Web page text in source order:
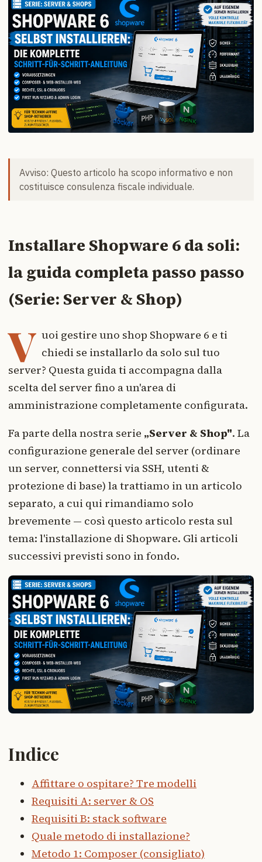
Avviso: Questo articolo ha scopo informativo e non
costituisce consulenza fiscale individuale.
Installare Shopware 6 da soli:
la guida completa passo passo
(Serie: Server & Shop)
V uoi gestire uno shop Shopware 6 e ti
chiedi se installarlo da solo sul tuo
server? Questa guida ti accompagna dalla
scelta del server fino a un'area di
amministrazione completamente configurata.
Fa parte della nostra serie „Server & Shop". La
configurazione generale del server (ordinare
un server, connettersi via SSH, utenti &
protezione di base) la trattiamo in un articolo
separato, a cui qui rimandiamo solo
brevemente — così questo articolo resta sul
tema: l'installazione di Shopware. Gli articoli
successivi previsti sono in fondo.
Indice
Affittare o ospitare? Tre modelli
Requisiti A: server & OS
Requisiti B: stack software
Quale metodo di installazione?
Metodo 1: Composer (consigliato)